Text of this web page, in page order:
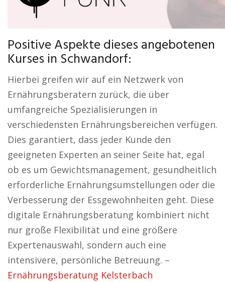
Positive Aspekte dieses angebotenen
Kurses in Schwandorf:
Hierbei greifen wir auf ein Netzwerk von
Ernährungsberatern zurück, die über
umfangreiche Spezialisierungen in
verschiedensten Ernährungsbereichen verfügen.
Dies garantiert, dass jeder Kunde den
geeigneten Experten an seiner Seite hat, egal
ob es um Gewichtsmanagement, gesundheitlich
erforderliche Ernährungsumstellungen oder die
Verbesserung der Essgewohnheiten geht. Diese
digitale Ernährungsberatung kombiniert nicht
nur große Flexibilität und eine größere
Expertenauswahl, sondern auch eine
intensivere, persönliche Betreuung. –
Ernährungsberatung Kelsterbach